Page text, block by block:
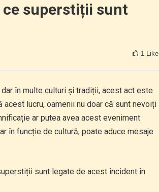
ce superstiții sunt
1
în multe culturi și tradiții, acest act este
lucru, oamenii nu doar că sunt nevoiți
ar putea avea acest eveniment
în funcție de cultură, poate aduce mesaje
sunt legate de acest incident în